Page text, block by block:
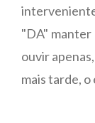
"DA"
ouvir
mais tarde, o